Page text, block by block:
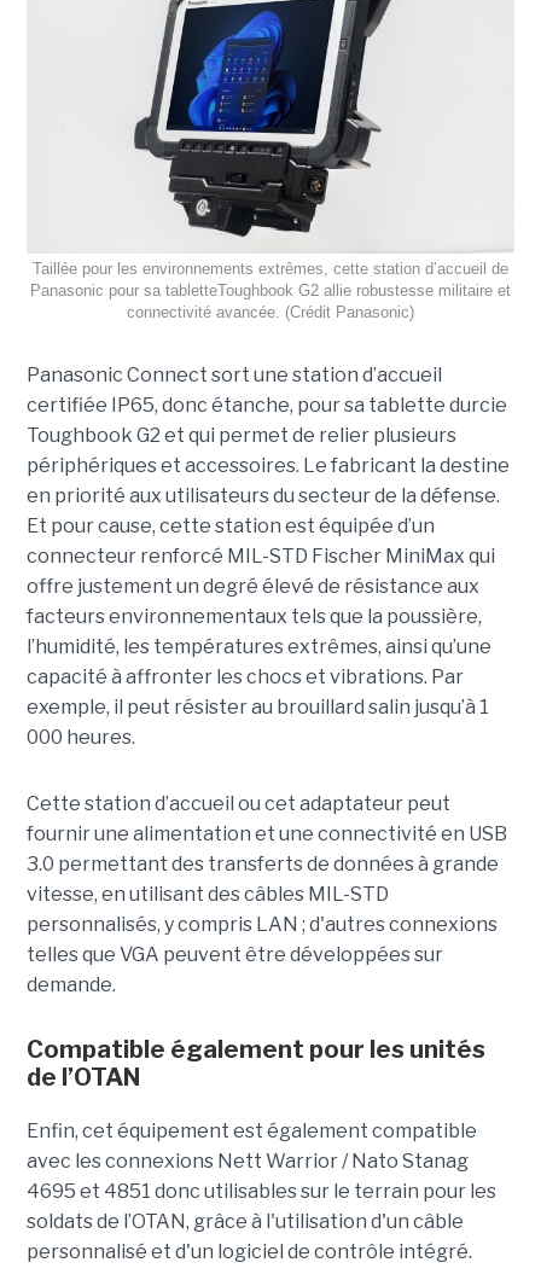
Taillée pour les environnements extrêmes, cette station d’accueil de
Panasonic pour sa tabletteToughbook G2 allie robustesse militaire et
connectivité avancée. (Crédit Panasonic)
Panasonic Connect sort une station d’accueil
certifiée IP65, donc étanche, pour sa tablette durcie
Toughbook G2 et qui permet de relier plusieurs
périphériques et accessoires. Le fabricant la destine
en priorité aux utilisateurs du secteur de la défense.
Et pour cause, cette station est équipée d’un
connecteur renforcé MIL-STD Fischer MiniMax qui
offre justement un degré élevé de résistance aux
facteurs environnementaux tels que la poussière,
l’humidité, les températures extrêmes, ainsi qu’une
capacité à affronter les chocs et vibrations. Par
exemple, il peut résister au brouillard salin jusqu’à 1
000 heures.
Cette station d’accueil ou cet adaptateur peut
fournir une alimentation et une connectivité en USB
3.0 permettant des transferts de données à grande
vitesse, en utilisant des câbles MIL-STD
personnalisés, y compris LAN ; d'autres connexions
telles que VGA peuvent être développées sur
demande.
Compatible également pour les unités
de l’OTAN
Enfin, cet équipement est également compatible
avec les connexions Nett Warrior / Nato Stanag
4695 et 4851 donc utilisables sur le terrain pour les
soldats de l’OTAN, grâce à l'utilisation d'un câble
personnalisé et d'un logiciel de contrôle intégré.